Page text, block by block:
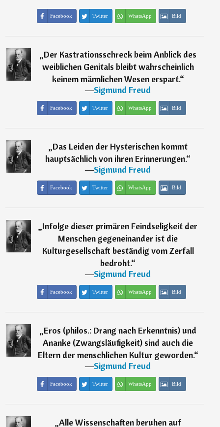
Facebook Twitter WhatsApp Bild
„Der Kastrationsschreck beim Anblick des
weiblichen Genitals bleibt wahrscheinlich
keinem männlichen Wesen erspart.“
―Sigmund Freud
Facebook Twitter WhatsApp Bild
„Das Leiden der Hysterischen kommt
hauptsächlich von ihren Erinnerungen.“
―Sigmund Freud
Facebook Twitter WhatsApp Bild
„Infolge dieser primären Feindseligkeit der
Menschen gegeneinander ist die
Kulturgesellschaft beständig vom Zerfall
bedroht.“
―Sigmund Freud
Facebook Twitter WhatsApp Bild
„Eros (philos.: Drang nach Erkenntnis) und
Ananke (Zwangsläufigkeit) sind auch die
Eltern der menschlichen Kultur geworden.“
―Sigmund Freud
Facebook Twitter WhatsApp Bild
„Alle Wissenschaften beruhen auf